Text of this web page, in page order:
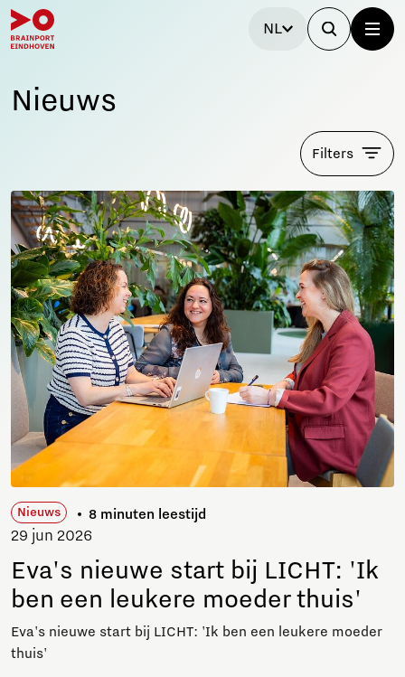
NL
Nieuws
Filters
Nieuws 8 minuten leestijd
29 jun 2026
Eva's nieuwe start bij LICHT: 'Ik
ben een leukere moeder thuis'
Eva's nieuwe start bij LICHT: 'Ik ben een leukere moeder
thuis'